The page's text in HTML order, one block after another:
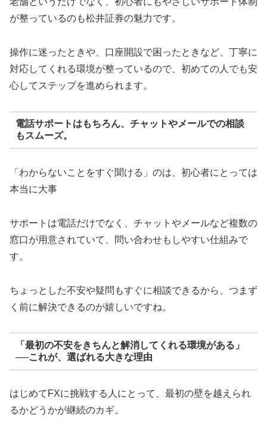
が整っているのも松井証券の魅力です。
操作に迷ったときや、口座開設で困ったときなど、丁寧に
対応してくれる環境が整っているので、初めての人でも安
心してステップを進められます。
電話サポートはもちろん、チャットやメールでの相談
もスムーズ。
「わからないことをすぐ聞ける」のは、初心者にとっては
本当に大事
サポートは電話だけでなく、チャットやメールなど複数の
窓口が用意されていて、問い合わせもしやすい仕組みで
す。
ちょっとした不安や疑問もすぐに相談できるから、つまず
く前に解決できるのが嬉しいですね。
「最初の不安をきちんと解消してくれる環境がある」
──これが、選ばれる大きな理由
はじめてFXに挑戦する人にとって、最初の壁を越えられ
るかどうかが継続のカギ。